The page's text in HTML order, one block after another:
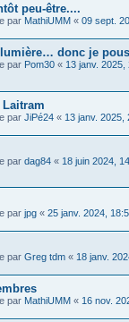
peu-être....
par MathiUMM « 09 sept.
lumière… donc je
par Pom30 « 13 janv. 2025,
par JiPé24 « 13 janv. 2025,
par dag84 « 18 juin 2024,
par jpg « 25 janv. 2024,
par Greg tdm « 18 janv.
par MathiUMM « 16 nov.